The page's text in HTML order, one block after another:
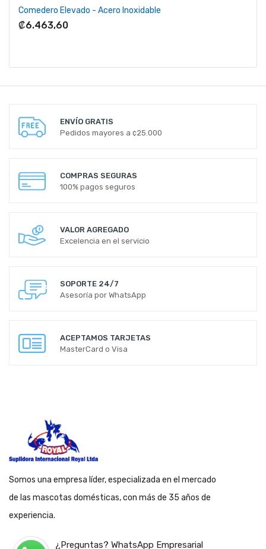
Comedero Elevado - Acero Inoxidable
₡6.463,60
ENVÍO GRATIS
Pedidos mayores a ¢25.000
COMPRAS SEGURAS
100% pagos seguros
VALOR AGREGADO
Excelencia en el servicio
SOPORTE 24/7
Asesoría por WhatsApp
ACEPTAMOS TARJETAS
MasterCard o Visa
Somos una empresa líder, especializada en el mercado
de las mascotas domésticas, con más de 35 años de
experiencia.
¿Preguntas? WhatsApp Empresarial